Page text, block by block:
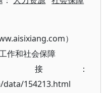
）
作和社会保障
接：
154213.html